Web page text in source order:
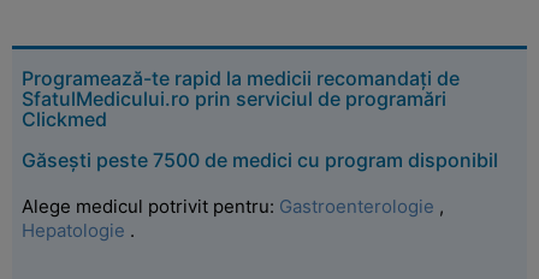
Programează-te rapid la medicii recomandați de
SfatulMedicului.ro prin serviciul de programări
Clickmed
Găsești peste 7500 de medici cu program disponibil
Alege medicul potrivit pentru: Gastroenterologie ,
Hepatologie .